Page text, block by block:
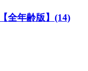
全年齢版】(14)